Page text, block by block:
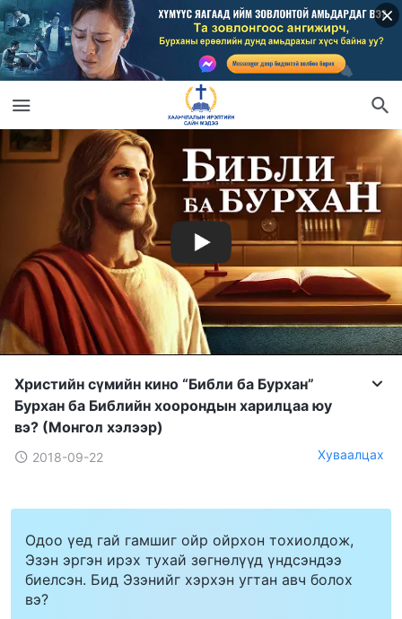
Христийн сүмийн кино “Библи ба Бурхан”
Бурхан ба Библийн хоорондын харилцаа юу
вэ? (Монгол хэлээр)
2018-09-22 Хуваалцах
Одоо үед гай гамшиг ойр ойрхон тохиолдож,
Эзэн эргэн ирэх тухай зөгнөлүүд үндсэндээ
биелсэн. Бид Эзэнийг хэрхэн угтан авч болох
вэ?